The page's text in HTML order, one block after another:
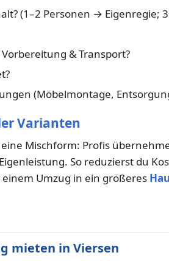
(1–2 Personen → Eigenregie;
& Transport?
(Möbelmontage,
Varianten
Mischform: Profis
So reduzierst du
Umzug in ein größeres
mieten in Viersen